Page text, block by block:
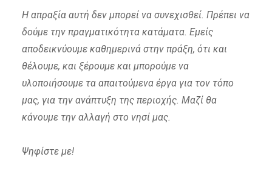
Η απραξία αυτή δεν μπορεί να συνεχισθεί. Πρέπει να
δούμε την πραγματικότητα κατάματα. Εμείς
αποδεικνύουμε καθημερινά στην πράξη, ότι και
θέλουμε, και ξέρουμε και μπορούμε να
υλοποιήσουμε τα απαιτούμενα έργα για τον τόπο
μας, για την ανάπτυξη της περιοχής. Μαζί θα
κάνουμε την αλλαγή στο νησί μας.
Ψηφίστε με!